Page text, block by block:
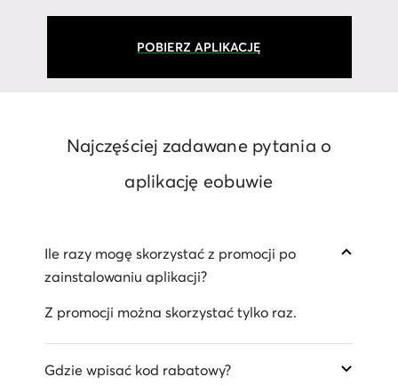
POBIERZ APLIKACJĘ
Najczęściej zadawane pytania o
aplikację eobuwie
Ile razy mogę skorzystać z promocji po
zainstalowaniu aplikacji?
Z promocji można skorzystać tylko raz.
Gdzie wpisać kod rabatowy?